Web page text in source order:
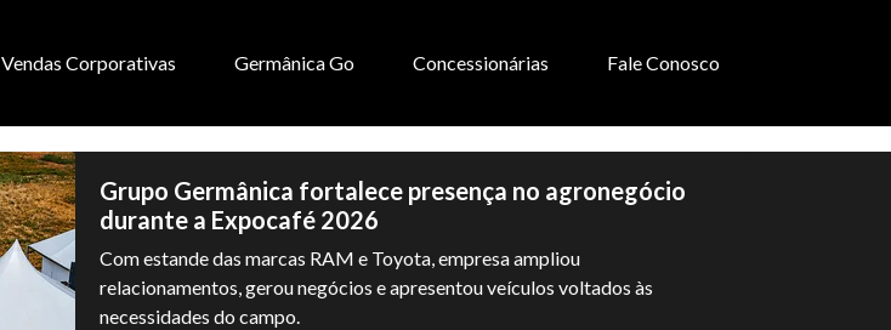
Vendas Corporativas Germânica Go Concessionárias Fale Conosco
Grupo Germânica fortalece presença no agronegócio
durante a Expocafé 2026
Com estande das marcas RAM e Toyota, empresa ampliou
relacionamentos, gerou negócios e apresentou veículos voltados às
necessidades do campo.